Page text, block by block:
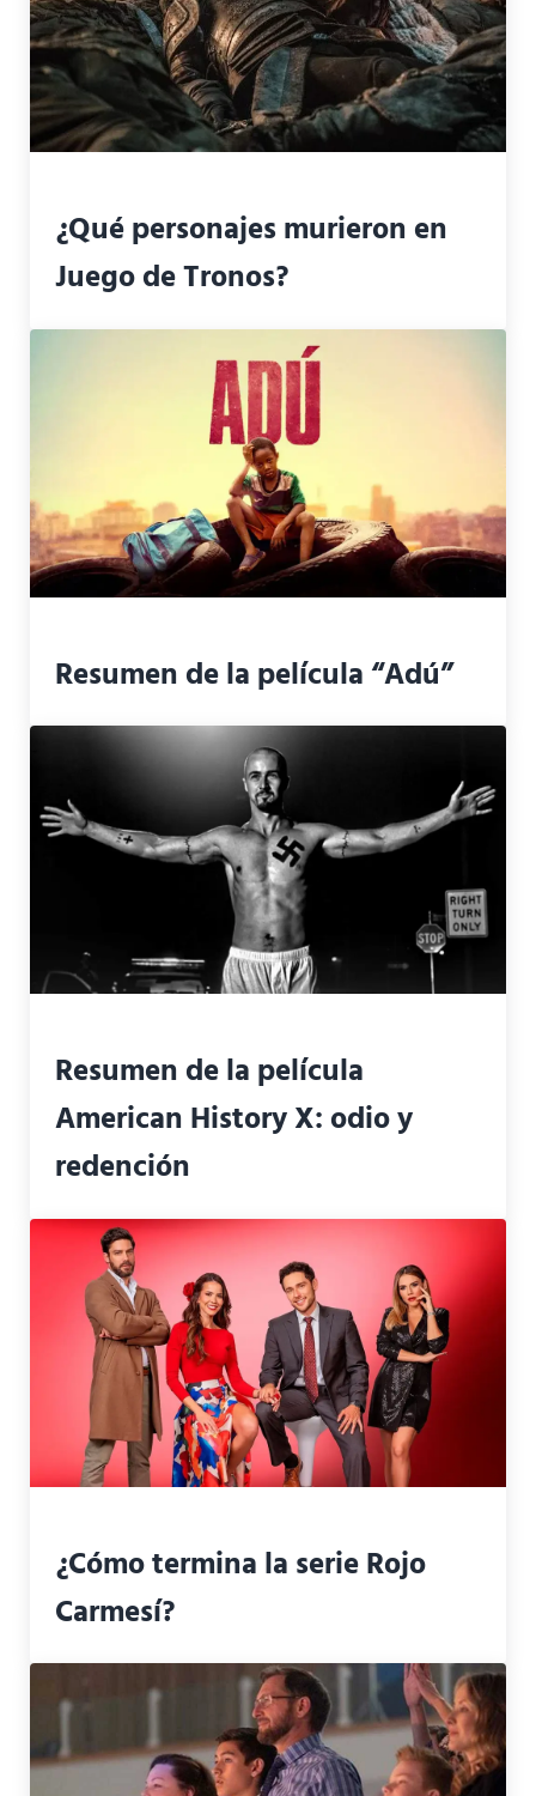
¿Qué personajes murieron en
Juego de Tronos?
Resumen de la película “Adú”
Resumen de la película
American History X: odio y
redención
¿Cómo termina la serie Rojo
Carmesí?